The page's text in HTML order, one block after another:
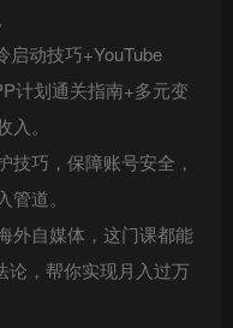
启动技巧+YouTube
计划通关指南+多元变
。
技巧，保障账号安全，
道。
外自媒体，这门课都能
论，帮你实现月入过万